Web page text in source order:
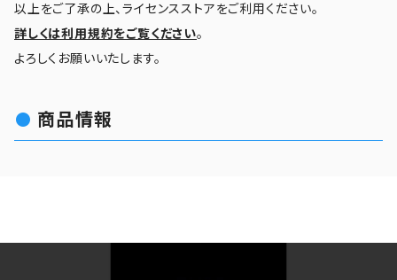
以上をご了承の上、ライセンスストアをご利用ください。
詳しくは利用規約をご覧ください。
よろしくお願いいたします。
商品情報